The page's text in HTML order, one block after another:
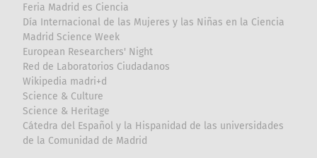
Feria Madrid es Ciencia
Día Internacional de las Mujeres y las Niñas en la Ciencia
Madrid Science Week
European Researchers' Night
Red de Laboratorios Ciudadanos
Wikipedia madri+d
Science & Culture
Science & Heritage
Cátedra del Español y la Hispanidad de las universidades
de la Comunidad de Madrid